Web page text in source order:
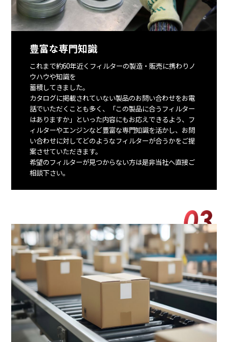
豊富な専門知識
これまで約60年近くフィルターの製造・販売に携わりノ
ウハウや知識を
蓄積してきました。
カタログに掲載されていない製品のお問い合わせをお電
話でいただくことも多く、「この製品に合うフィルター
はありますか」といった内容にもお応えできるよう、フ
ィルターやエンジンなど豊富な専門知識を活かし、お問
い合わせに対してどのようなフィルターが合うかをご提
案させていただきます。
希望のフィルターが見つからない方は是非当社へ直接ご
相談下さい。